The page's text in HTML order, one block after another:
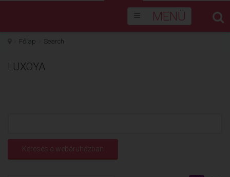
MENÜ
Főlap Search
LUXOYA